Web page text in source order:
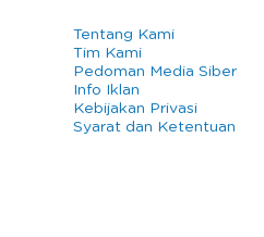
Tentang Kami
Tim Kami
Pedoman Media Siber
Info Iklan
Kebijakan Privasi
Syarat dan Ketentuan